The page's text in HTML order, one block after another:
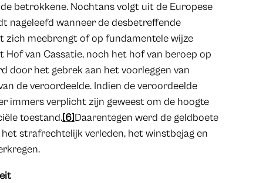
betrokkene. Nochtans volgt uit de Europese
nageleefd wanneer de desbetreffende
zich meebrengt of op fundamentele wijze
Hof van Cassatie, noch het hof van beroep op
door het gebrek aan het voorleggen van
de veroordeelde. Indien de veroordeelde
immers verplicht zijn geweest om de hoogte
toestand.[6]Daarentegen werd de geldboete
strafrechtelijk verleden, het winstbejag en